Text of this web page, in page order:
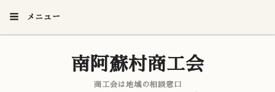
メニュー
南阿蘇村商工会
商工会は地域の相談窓口